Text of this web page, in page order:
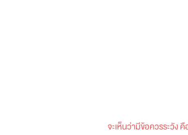
จะเห็นว่ามีข้อควรระวัง